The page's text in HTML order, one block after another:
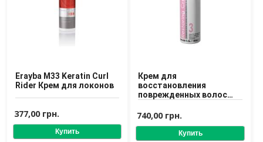
Erayba M33 Keratin Curl
Rider Крем для локонов
377,00 грн.
Крем для
восстановления
поврежденных волос
Repair 3 Restoring Cream
180 ml
740,00 грн.